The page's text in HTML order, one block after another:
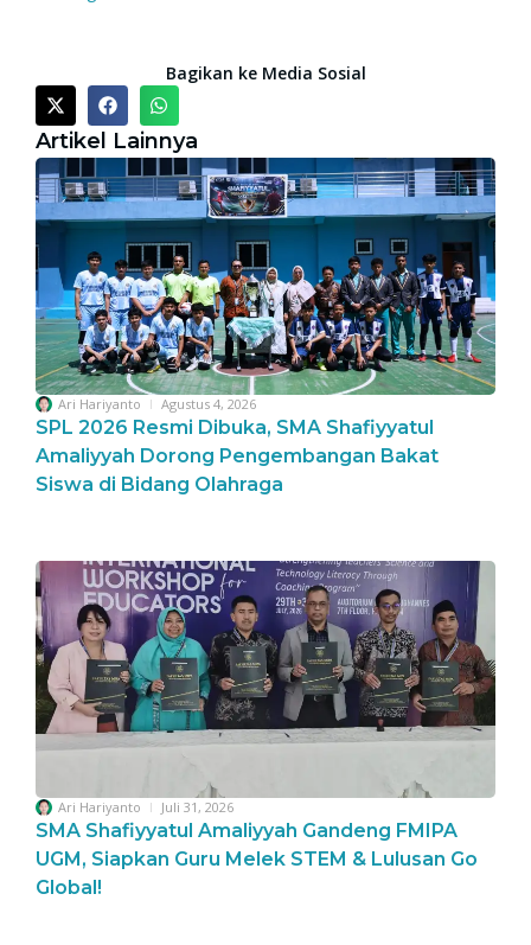
Bagikan ke Media Sosial
Artikel Lainnya
Ari Hariyanto Agustus 4, 2026
SPL 2026 Resmi Dibuka, SMA Shafiyyatul
Amaliyyah Dorong Pengembangan Bakat
Siswa di Bidang Olahraga
Ari Hariyanto Juli 31, 2026
SMA Shafiyyatul Amaliyyah Gandeng FMIPA
UGM, Siapkan Guru Melek STEM & Lulusan Go
Global!